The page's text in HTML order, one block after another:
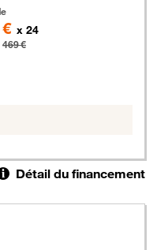
x 24
469 €
Détail du financement